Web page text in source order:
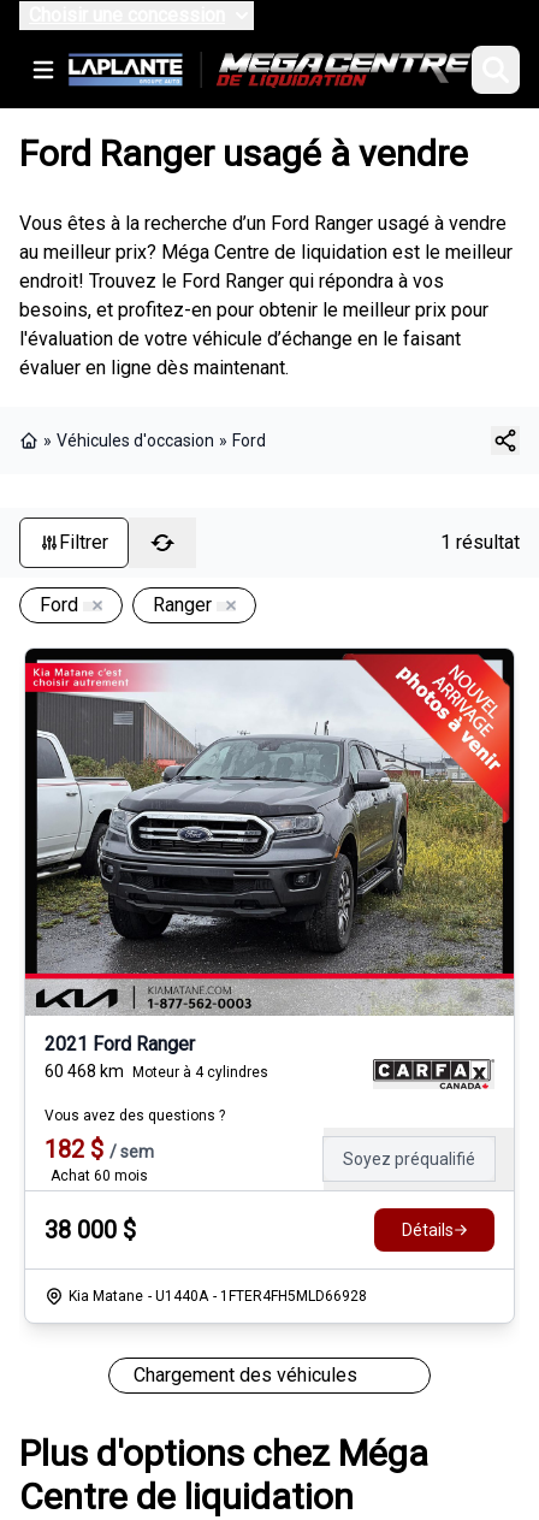
Ford Ranger usagé à vendre
Vous êtes à la recherche d’un Ford Ranger usagé à vendre
au meilleur prix? Méga Centre de liquidation est le meilleur
endroit! Trouvez le Ford Ranger qui répondra à vos
besoins, et profitez-en pour obtenir le meilleur prix pour
l'évaluation de votre véhicule d’échange en le faisant
évaluer en ligne dès maintenant.
» Véhicules d'occasion » Ford
Filtrer 1 résultat
Ford Ranger
2021 Ford Ranger
60 468 km Moteur à 4 cylindres
Vous avez des questions ?
182 $ /sem
Achat 60 mois
Soyez préqualifié
38 000 $ Détails
Kia Matane - U1440A - 1FTER4FH5MLD66928
Chargement des véhicules
Plus d'options chez Méga
Centre de liquidation